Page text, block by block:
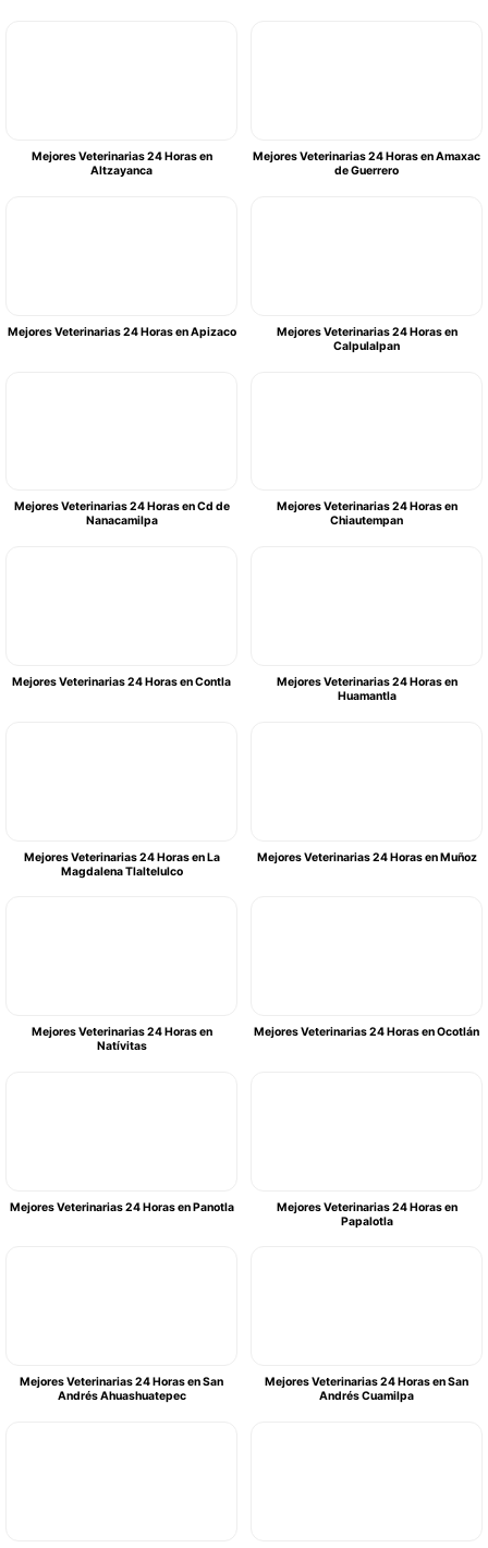
Mejores Veterinarias 24 Horas en
Altzayanca
Mejores Veterinarias 24 Horas en Amaxac
de Guerrero
Mejores Veterinarias 24 Horas en Apizaco
Mejores Veterinarias 24 Horas en
Calpulalpan
Mejores Veterinarias 24 Horas en Cd de
Nanacamilpa
Mejores Veterinarias 24 Horas en
Chiautempan
Mejores Veterinarias 24 Horas en Contla
Mejores Veterinarias 24 Horas en
Huamantla
Mejores Veterinarias 24 Horas en La
Magdalena Tlaltelulco
Mejores Veterinarias 24 Horas en Muñoz
Mejores Veterinarias 24 Horas en
Natívitas
Mejores Veterinarias 24 Horas en Ocotlán
Mejores Veterinarias 24 Horas en Panotla
Mejores Veterinarias 24 Horas en
Papalotla
Mejores Veterinarias 24 Horas en San
Andrés Ahuashuatepec
Mejores Veterinarias 24 Horas en San
Andrés Cuamilpa